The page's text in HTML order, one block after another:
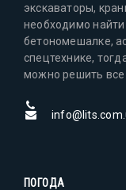
экскаваторы,
необходимо найти
бетономешалке,
спецтехнике,
можно решить все
ПОГОДА